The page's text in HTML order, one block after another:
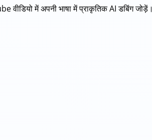
वीडियो में अपनी भाषा में प्राकृतिक AI डबिंग जोड़ें।